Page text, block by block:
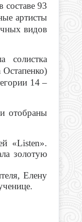
93
артисты
видов
солистка
Остапенко)
14 –
отобраны
«Listen».
золотую
Елену